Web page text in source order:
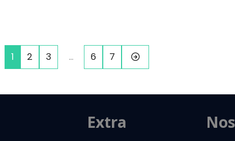
1 2 3 … 6 7
Extra